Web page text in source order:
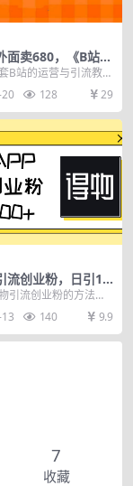
面卖680，《B站送
》，单账号一天30
有效！
B站的运营与引流教程
操，并且我的第一批
这个... 128 29
流创业粉，日引10
引流创业粉的方法。
单，就是在得物上发
，吸引...140 9.9
7
收藏